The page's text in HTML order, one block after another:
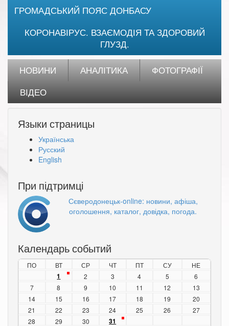
ГРОМАДСЬКИЙ ПОЯС ДОНБАСУ
КОРОНАВІРУС. ВЗАЄМОДІЯ ТА ЗДОРОВИЙ
ГЛУЗД.
НОВИНИ АНАЛІТИКА
ФОТОГРАФІЇ
ВІДЕО
Языки страницы
Українська
Русский
English
При підтримці
Сєверодонецьк-online: новини, афіша,
оголошення, каталог, довідка, погода.
Календарь событий
ПО ВТ СР ЧТ ПТ СУ НЕ
1 2 3 4 5
6
7
8 9 10 11 12
13
14
15 16 17 18 19
20
21
22 23 24 25 26
27
28
29 30 31